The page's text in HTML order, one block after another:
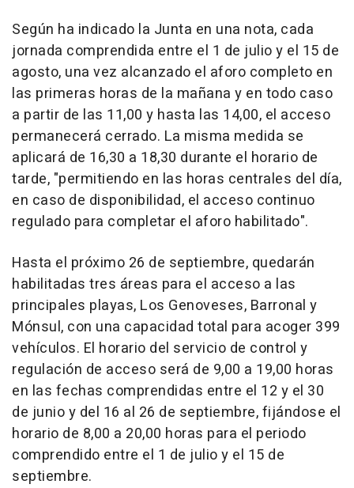
Según ha indicado la Junta en una nota, cada
jornada comprendida entre el 1 de julio y el 15 de
agosto, una vez alcanzado el aforo completo en
las primeras horas de la mañana y en todo caso
a partir de las 11,00 y hasta las 14,00, el acceso
permanecerá cerrado. La misma medida se
aplicará de 16,30 a 18,30 durante el horario de
tarde, "permitiendo en las horas centrales del día,
en caso de disponibilidad, el acceso continuo
regulado para completar el aforo habilitado".
Hasta el próximo 26 de septiembre, quedarán
habilitadas tres áreas para el acceso a las
principales playas, Los Genoveses, Barronal y
Mónsul, con una capacidad total para acoger 399
vehículos. El horario del servicio de control y
regulación de acceso será de 9,00 a 19,00 horas
en las fechas comprendidas entre el 12 y el 30
de junio y del 16 al 26 de septiembre, fijándose el
horario de 8,00 a 20,00 horas para el periodo
comprendido entre el 1 de julio y el 15 de
septiembre.